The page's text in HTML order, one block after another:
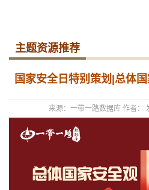
主题资源推荐
国家安全日特别策划|总体
来源：一带一路数据库 作者：